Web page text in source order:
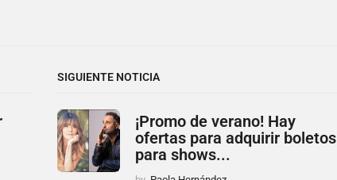
SIGUIENTE NOTICIA
¡Promo de verano! Hay
ofertas para adquirir boletos
para shows...